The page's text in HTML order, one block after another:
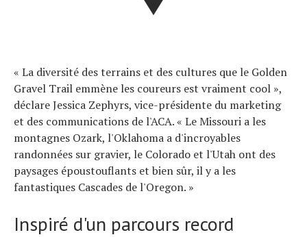
« La diversité des terrains et des cultures que le Golden
Gravel Trail emmène les coureurs est vraiment cool »,
déclare Jessica Zephyrs, vice-présidente du marketing
et des communications de l'ACA. « Le Missouri a les
montagnes Ozark, l'Oklahoma a d'incroyables
randonnées sur gravier, le Colorado et l'Utah ont des
paysages époustouflants et bien sûr, il y a les
fantastiques Cascades de l'Oregon. »
Inspiré d'un parcours record